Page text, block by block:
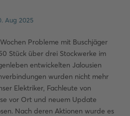
Aug 2025
Probleme mit Buschjäger
Stück über drei Stockwerke im
entwickelten Jalousien
wurden nicht mehr
Elektriker, Fachleute von
vor Ort und neuem Update
Nach deren Aktionen wurde es